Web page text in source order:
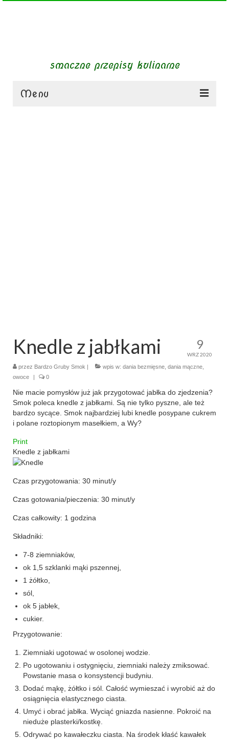
smaczne przepisy kulinarne
Menu
ciasteczka
muffinki
bez pieczenia
inne
śniadania
przekąski
zapiekanki
chleby
napoje
fit
specjalne okazje
karnawał
Wielkanoc
Boże Narodzenie
poza kuchnią
9
WRZ 2020
Knedle z jabłkami
przez Bardzo Gruby Smok | wpis w: dania bezmięsne dania mączne
owoce
| 0
Nie macie pomysłów już jak przygotować jabłka do zjedzenia?
Smok poleca knedle z jabłkami. Są nie tylko pyszne, ale też
bardzo sycące. Smok najbardziej lubi knedle posypane cukrem
i polane roztopionym masełkiem, a Wy?
Print
Knedle z jabłkami
Czas przygotowania: 30 minut/y
Czas gotowania/pieczenia: 30 minut/y
Czas całkowity: 1 godzina
Składniki:
7-8 ziemniaków,
ok 1,5 szklanki mąki pszennej,
1 żółtko,
sól,
ok 5 jabłek,
cukier.
Przygotowanie:
Ziemniaki ugotować w osolonej wodzie.
Po ugotowaniu i ostygnięciu, ziemniaki należy zmiksować.
Powstanie masa o konsystencji budyniu.
Dodać mąkę, żółtko i sól. Całość wymieszać i wyrobić aż do
osiągnięcia elastycznego ciasta.
Umyć i obrać jabłka. Wyciąć gniazda nasienne. Pokroić na
nieduże plasterki/kostkę.
Odrywać po kawałeczku ciasta. Na środek kłaść kawałek